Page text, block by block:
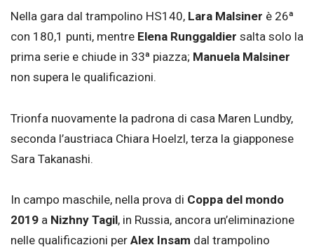
Nella gara dal trampolino HS140, Lara Malsiner è 26ª
con 180,1 punti, mentre Elena Runggaldier salta solo la
prima serie e chiude in 33ª piazza; Manuela Malsiner
non supera le qualificazioni.
Trionfa nuovamente la padrona di casa Maren Lundby,
seconda l’austriaca Chiara Hoelzl, terza la giapponese
Sara Takanashi.
In campo maschile, nella prova di Coppa del mondo
2019 a Nizhny Tagil, in Russia, ancora un’eliminazione
nelle qualificazioni per Alex Insam dal trampolino